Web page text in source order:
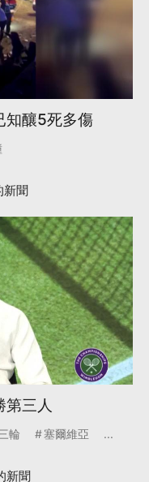
知釀5死多傷
新聞
第三人
輪 塞爾維亞 ...
新聞